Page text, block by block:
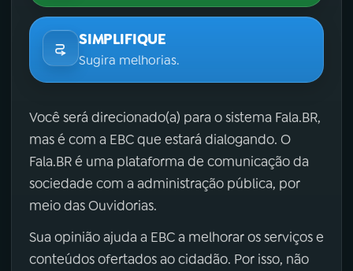
SIMPLIFIQUE
Sugira melhorias.
Você será direcionado(a) para o sistema Fala.BR,
mas é com a EBC que estará dialogando. O
Fala.BR é uma plataforma de comunicação da
sociedade com a administração pública, por
meio das Ouvidorias.
Sua opinião ajuda a EBC a melhorar os serviços e
conteúdos ofertados ao cidadão. Por isso, não